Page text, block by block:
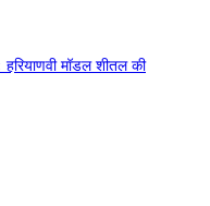
मॉडल शीतल की